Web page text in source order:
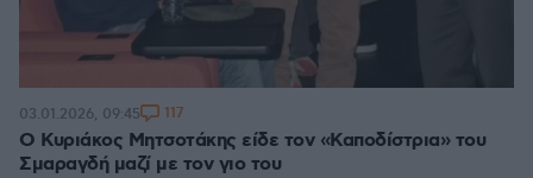
Ο Κυριάκος Μητσοτάκης είδε τον «Καποδίστρια» του
Σμαραγδή μαζί με τον γιο του
03.01.2026, 09:45 117